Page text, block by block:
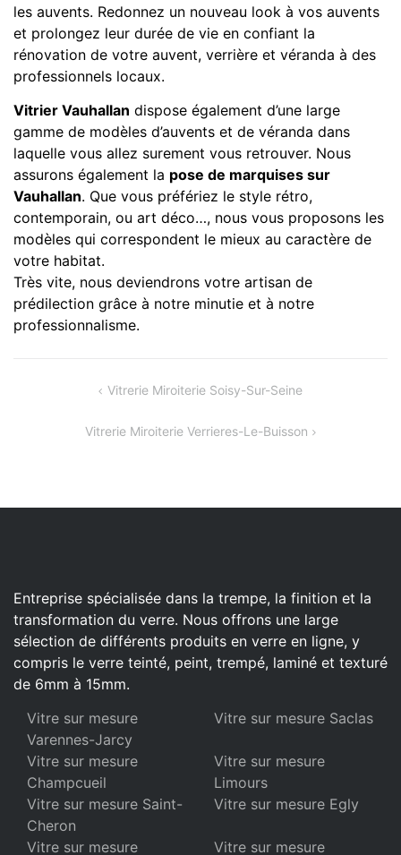
les auvents. Redonnez un nouveau look à vos auvents
et prolongez leur durée de vie en confiant la
rénovation de votre auvent, verrière et véranda à des
professionnels locaux.
Vitrier Vauhallan dispose également d’une large
gamme de modèles d’auvents et de véranda dans
laquelle vous allez surement vous retrouver. Nous
assurons également la pose de marquises sur
Vauhallan. Que vous préfériez le style rétro,
contemporain, ou art déco…, nous vous proposons les
modèles qui correspondent le mieux au caractère de
votre habitat.
Très vite, nous deviendrons votre artisan de
prédilection grâce à notre minutie et à notre
professionnalisme.
Navigation Vitrerie Miroiterie Soisy-Sur-Seine
Vitrerie Miroiterie Verrieres-Le-Buisson
Entreprise spécialisée dans la trempe, la finition et la
transformation du verre. Nous offrons une large
sélection de différents produits en verre en ligne, y
compris le verre teinté, peint, trempé, laminé et texturé
de 6mm à 15mm.
Vitre sur mesure
Varennes-Jarcy
Vitre sur mesure Saclas
Vitre sur mesure
Champcueil
Vitre sur mesure
Limours
Vitre sur mesure Saint-
Cheron
Vitre sur mesure Egly
Vitre sur mesure Vitre sur mesure